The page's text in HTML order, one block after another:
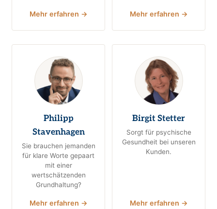
Mehr erfahren → Mehr erfahren →
Philipp
Stavenhagen
Sie brauchen jemanden
für klare Worte gepaart
mit einer
wertschätzenden
Grundhaltung?
Mehr erfahren →
Birgit Stetter
Sorgt für psychische
Gesundheit bei unseren
Kunden.
Mehr erfahren →